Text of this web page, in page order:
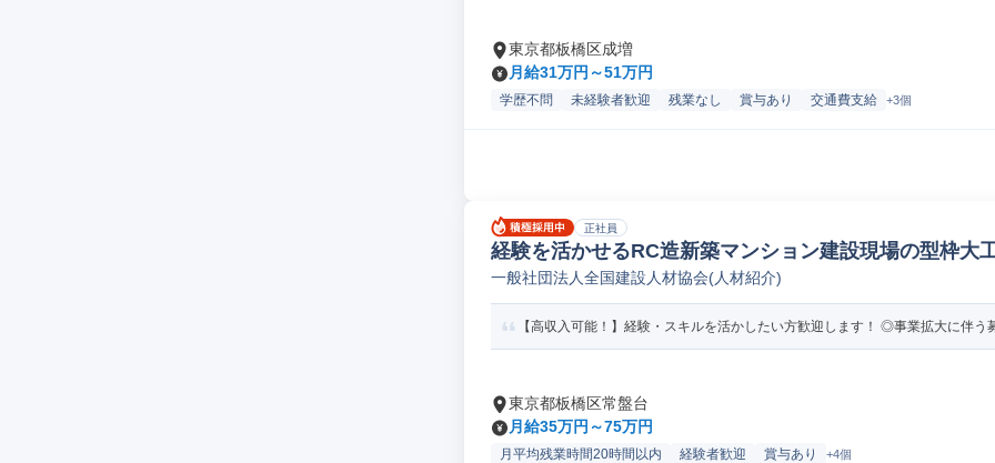
東京都板橋区成増
月給31万円～51万円
学歴不問 未経験者歓迎 残業なし 賞与あり 交通費支給 +3個
正社員
経験を活かせるRC造新築マンション建設現場の型枠大
一般社団法人全国建設人材協会(人材紹介)
【高収入可能！】経験・スキルを活かしたい方歓迎します！ ◎事業拡大に伴う
東京都板橋区常盤台
月給35万円～75万円
月平均残業時間20時間以内 経験者歓迎 賞与あり +4個